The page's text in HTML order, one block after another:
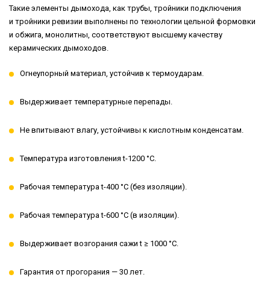
Такие элементы дымохода, как трубы, тройники подключения
и тройники ревизии выполнены по технологии цельной формовки
и обжига, монолитны, соответствуют высшему качеству
керамических дымоходов.
Огнеупорный материал, устойчив к термоударам.
Выдерживает температурные перепады.
Не впитывают влагу, устойчивы к кислотным конденсатам.
Температура изготовления t-1200 °С.
Рабочая температура t-400 °С (без изоляции).
Рабочая температура t-600 °С (в изоляции).
Выдерживает возгорания сажи t ≥ 1000 °С.
Гарантия от прогорания — 30 лет.